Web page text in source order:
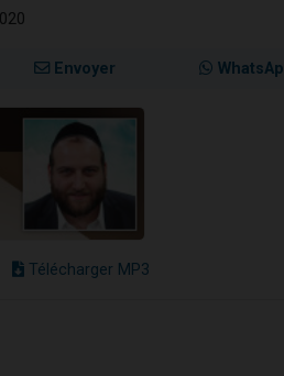
Envoyer
Télécharger MP3